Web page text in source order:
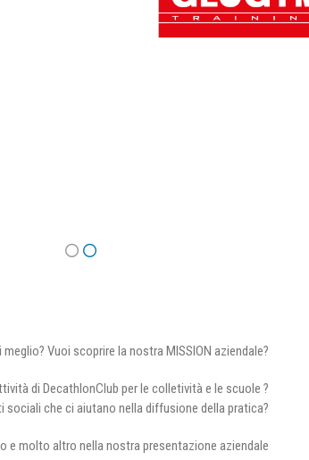
Vuoi scoprire la nostra MISSION aziendale?
di DecathlonClub per le colletività e le scuole ?
sociali che ci aiutano nella diffusione della pratica?
e molto altro nella nostra presentazione aziendale